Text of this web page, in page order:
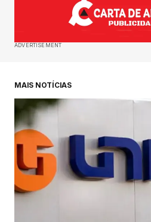
ADVERTISEMENT
MAIS NOTÍCIAS